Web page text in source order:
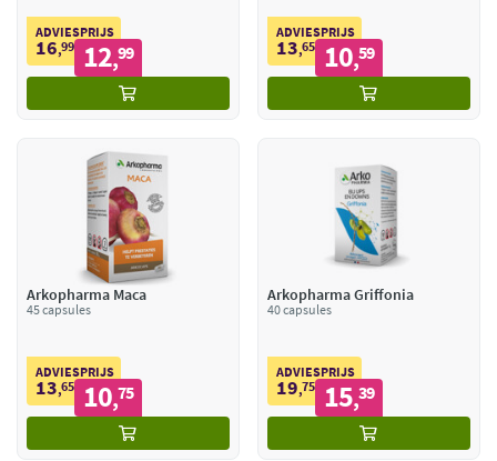
ADVIESPRIJS
16,99 12,99
ADVIESPRIJS
13,65 10,59
Arkopharma Maca
45 capsules
ADVIESPRIJS
13,65 10,75
Arkopharma Griffonia
40 capsules
ADVIESPRIJS
19,75 15,39